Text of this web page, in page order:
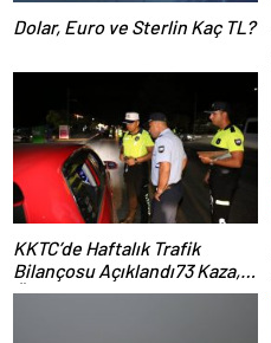
Dolar, Euro ve Sterlin Kaç TL?
KKTC’de Haftalık Trafik
Bilançosu Açıklandı73 Kaza, 1
Ölü, 21 Yaralı